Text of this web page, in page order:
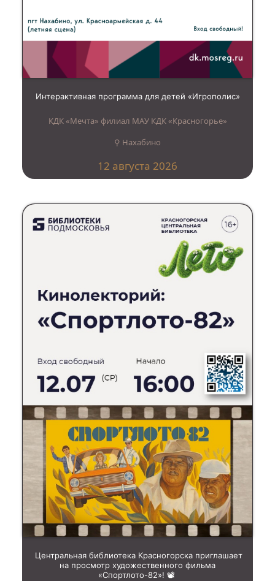
Интерактивная программа для детей «Игрополис»
КДК «Мечта» филиал МАУ КДК «Красногорье»
⚲ Нахабино
12 августа 2026
Центральная библиотека Красногорска приглашает
на просмотр художественного фильма
«Спортлото-82»! 📽️